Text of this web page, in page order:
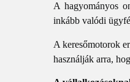
A hagyományos
inkább valódi
A keresőmotorok
használják arra,